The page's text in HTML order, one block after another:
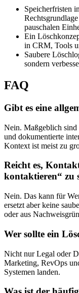
Speicherfristen
pauschalen
Ein
in CRM, Tools
Saubere
sondern
FAQ
Gibt es eine
Nein. Maßgeblich
und dokumentierte
Kontext ist meist zu
Reicht es,
kontaktieren“ zu
Nein. Das kann für
ersetzt aber keine
oder aus
Wer sollte ein
Nicht nur Legal oder
Marketing, RevOps
Systemen landen.